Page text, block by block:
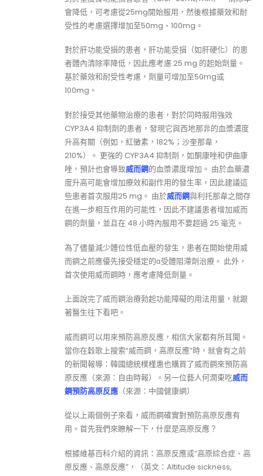
會降低，可考慮從25mg開始服用，然後根據藥效和耐
受性的考慮選擇增加至50mg、100mg。
對於肝功能受損的患者，肝功能受損（如肝硬化）的患
者體內清除率降低，因此應考慮 25 mg 的起始劑量。
基於藥效和耐受性考慮，劑量可增加至50mg或
100mg。
對於接受其他藥物治療的患者，對於同時服用強效
CYP3A4 抑制劑的患者，發現它與西地那非的血漿濃度
升高有關（例如，紅黴素，182%；沙奎那韋，
210%）。 更強的 CYP3A4 抑制劑，如酮康唑和伊曲康
唑，預計也會導致威而鋼的血漿濃度增加。 由於血藥濃
度升高可能會增加療效和副作用的發生率，因此建議這
些患者首次服用25 mg。 由於威而鋼與利托那韋之間存
在進一步相互作用的可能性，因此不建議患者增加威而
鋼的劑量，並且在 48 小時內服用不要超過 25 毫克。
為了儘量減少體位性低血壓的發生，患者在開始使用威
而鋼之前應優先接受穩定的α受體阻滯劑治療。 此外，
首次使用威而鋼時，應考慮降低劑量。
上面說完了威而鋼治療勃起功能障礙的用法用量，就跟
著醫生往下看吧。
威而鋼可以用來預防高原反應，相信大家都有所耳聞。
當你在穀歌上搜索“威而鋼，高原反應”時，就會有之前
的新聞報導：韓國總統樸槿惠也購買了威而鋼來預防高
原反應（來源：自由時報）。另一位藝人何潤東吃威而
鋼預防高原反應 （來源：中國健康網）
從以上兩個例子來看，威而鋼確實對預防高原反應有
用。首先我們來瞭解一下，什麼是高原反應？
根據維基百科介紹的資訊：高原反應或“高原綜合症、高
原反應、高原反應”，（英文：Altitude sickness,